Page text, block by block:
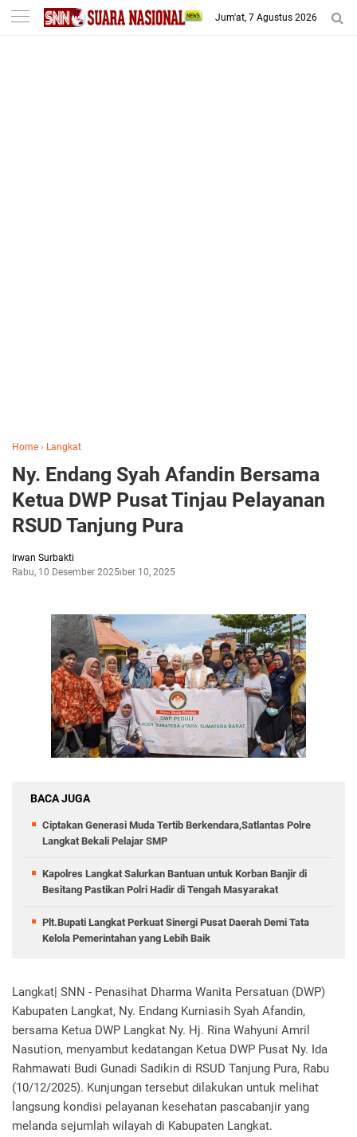
-->
Jum'at, 7 Agustus 2026
Home › Langkat
Ny. Endang Syah Afandin Bersama
Ketua DWP Pusat Tinjau Pelayanan
RSUD Tanjung Pura
Irwan Surbakti
Rabu, 10 Desember 2025Desember 10, 2025
BACA JUGA
Ciptakan Generasi Muda Tertib Berkendara,Satlantas Polre
Langkat Bekali Pelajar SMP
Kapolres Langkat Salurkan Bantuan untuk Korban Banjir di
Besitang Pastikan Polri Hadir di Tengah Masyarakat
Plt.Bupati Langkat Perkuat Sinergi Pusat Daerah Demi Tata
Kelola Pemerintahan yang Lebih Baik
Langkat| SNN - Penasihat Dharma Wanita Persatuan (DWP)
Kabupaten Langkat, Ny. Endang Kurniasih Syah Afandin,
bersama Ketua DWP Langkat Ny. Hj. Rina Wahyuni Amril
Nasution, menyambut kedatangan Ketua DWP Pusat Ny. Ida
Rahmawati Budi Gunadi Sadikin di RSUD Tanjung Pura, Rabu
(10/12/2025). Kunjungan tersebut dilakukan untuk melihat
langsung kondisi pelayanan kesehatan pascabanjir yang
melanda sejumlah wilayah di Kabupaten Langkat.